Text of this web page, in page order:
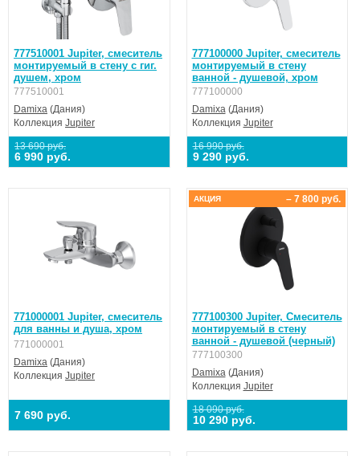
777510001 Jupiter, смеситель
монтируемый в стену с гиг.
душем, хром
777510001
Damixa (Дания)
Коллекция Jupiter
13 690 руб.
6 990 руб.
777100000 Jupiter, смеситель
монтируемый в стену
ванной - душевой, хром
777100000
Damixa(Дания)
Коллекция Jupiter
16 990 руб.
9 290 руб.
771000001 Jupiter, смеситель
для ванны и душа, хром
771000001
Damixa (Дания)
Коллекция Jupiter
7 690 руб.
777100300 Jupiter, Смеситель
монтируемый в стену
ванной - душевой (черный)
777100300
Damixa(Дания)
Коллекция Jupiter
18 090 руб.
10 290 руб.
– 7 800 руб.
АКЦИЯ